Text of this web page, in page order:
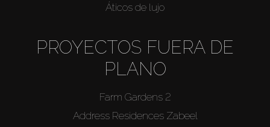
Áticos de lujo
PROYECTOS FUERA DE
PLANO
Farm Gardens 2
Address Residences Zabeel